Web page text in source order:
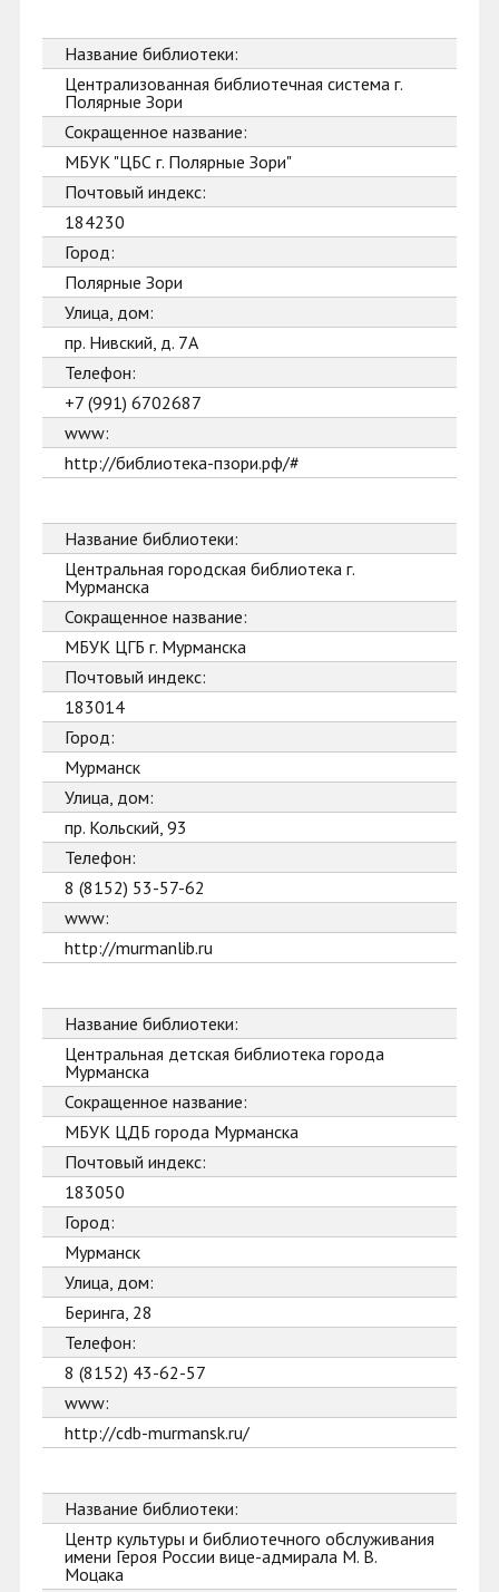
Название библиотеки:
Централизованная библиотечная система г.
Полярные Зори
Сокращенное название:
МБУК "ЦБС г. Полярные Зори"
Почтовый индекс:
184230
Город:
Полярные Зори
Улица, дом:
пр. Нивский, д. 7А
Телефон:
+7 (991) 6702687
www:
http://библиотека-пзори.рф/#
Название библиотеки:
Центральная городская библиотека г.
Мурманска
Сокращенное название:
МБУК ЦГБ г. Мурманска
Почтовый индекс:
183014
Город:
Мурманск
Улица, дом:
пр. Кольский, 93
Телефон:
8 (8152) 53-57-62
www:
http://murmanlib.ru
Название библиотеки:
Центральная детская библиотека города
Мурманска
Сокращенное название:
МБУК ЦДБ города Мурманска
Почтовый индекс:
183050
Город:
Мурманск
Улица, дом:
Беринга, 28
Телефон:
8 (8152) 43-62-57
www:
http://cdb-murmansk.ru/
Название библиотеки:
Центр культуры и библиотечного обслуживания
имени Героя России вице-адмирала М. В.
Моцака